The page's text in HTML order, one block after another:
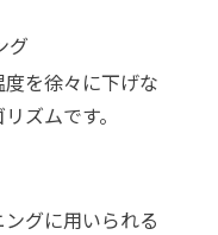
グ
を徐々に下げな
ズムです。
グに用いられる